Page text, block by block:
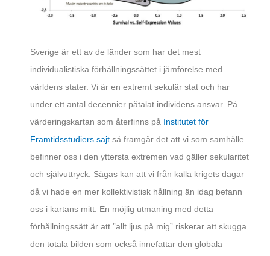
Sverige är ett av de länder som har det mest
individualistiska förhållningssättet i jämförelse med
världens stater. Vi är en extremt sekulär stat och har
under ett antal decennier påtalat individens ansvar. På
värderingskartan som återfinns på Institutet för
Framtidsstudiers sajt så framgår det att vi som samhälle
befinner oss i den yttersta extremen vad gäller sekularitet
och självuttryck. Sägas kan att vi från kalla krigets dagar
då vi hade en mer kollektivistisk hållning än idag befann
oss i kartans mitt. En möjlig utmaning med detta
förhållningssätt är att ”allt ljus på mig” riskerar att skugga
den totala bilden som också innefattar den globala